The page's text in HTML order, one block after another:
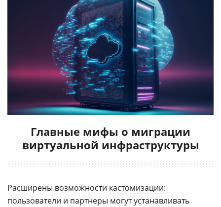
Главные мифы о миграции
виртуальной инфраструктуры
Расширены возможности кастомизации:
пользователи и партнеры могут устанавливать